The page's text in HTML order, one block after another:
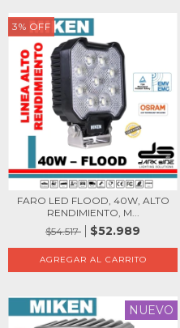
3% OFF
FARO LED FLOOD, 40W, ALTO
RENDIMIENTO, M...
$54.517
$52.989
NUEVO